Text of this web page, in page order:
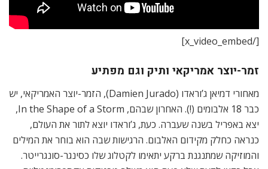
[/x_video_embed]
זמר-יוצר אמריקאי ותיק וגם מפתיע
מאחורי דמיאן ג’וראדו (Damien Jurado), הזמר-יוצר האמריקאי, יש
כבר 18 אלבומים (!). האחרון שבהם, In the Shape of a Storm,
יצא באפריל בשנה שעברה. כעת, ג’וראדו יוצא לתור את העולם,
כנראה כחלק מקידום האלבום. הרגישות שבה הוא בוחר את המילים
והמוזיקה שמתנגנת ברקע יתאימו לקטלוג שלו כסינגר-סונגרייטר.